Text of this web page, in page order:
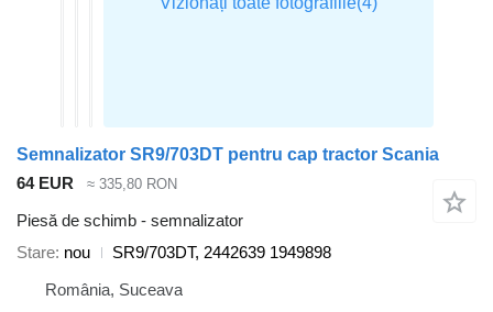
Semnalizator SR9/703DT pentru cap tractor Scania
64 EUR
≈ 335,80 RON
Piesă de schimb - semnalizator
Stare nou
SR9/703DT, 2442639 1949898
România, Suceava